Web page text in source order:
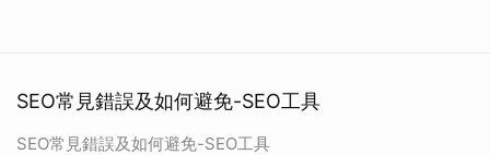
SEO常見錯誤及如何避免-SEO工具
SEO常見錯誤及如何避免-SEO工具